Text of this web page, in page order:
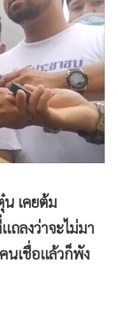
เคยต้ม
ลงว่าจะไม่มา
นเชื่อแล้วก็พัง